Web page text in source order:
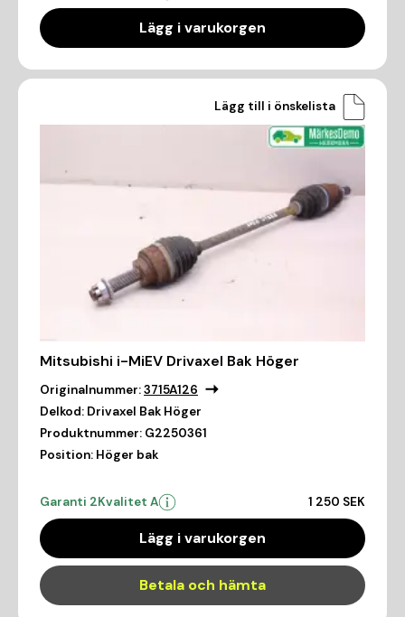
Lägg i varukorgen
Lägg till i önskelista
Mitsubishi i-MiEV Drivaxel Bak Höger
Originalnummer:3715A126
Delkod: Drivaxel Bak Höger
Produktnummer: G2250361
Position: Höger bak
Garanti 2Kvalitet A 1 250 SEK
Lägg i varukorgen
Betala och hämta